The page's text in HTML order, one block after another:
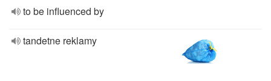
to be influenced by
tandetne reklamy